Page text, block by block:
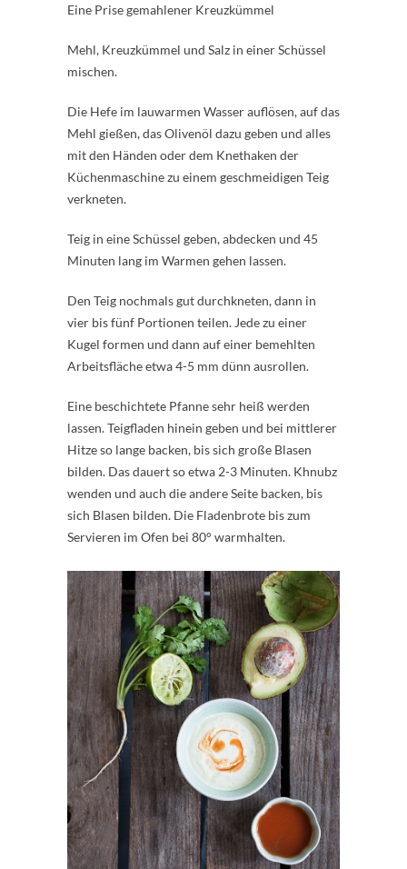
Eine Prise gemahlener Kreuzkümmel
Mehl, Kreuzkümmel und Salz in einer Schüssel
mischen.
Die Hefe im lauwarmen Wasser auflösen, auf das
Mehl gießen, das Olivenöl dazu geben und alles
mit den Händen oder dem Knethaken der
Küchenmaschine zu einem geschmeidigen Teig
verkneten.
Teig in eine Schüssel geben, abdecken und 45
Minuten lang im Warmen gehen lassen.
Den Teig nochmals gut durchkneten, dann in
vier bis fünf Portionen teilen. Jede zu einer
Kugel formen und dann auf einer bemehlten
Arbeitsfläche etwa 4-5 mm dünn ausrollen.
Eine beschichtete Pfanne sehr heiß werden
lassen. Teigfladen hinein geben und bei mittlerer
Hitze so lange backen, bis sich große Blasen
bilden. Das dauert so etwa 2-3 Minuten. Khnubz
wenden und auch die andere Seite backen, bis
sich Blasen bilden. Die Fladenbrote bis zum
Servieren im Ofen bei 80° warmhalten.